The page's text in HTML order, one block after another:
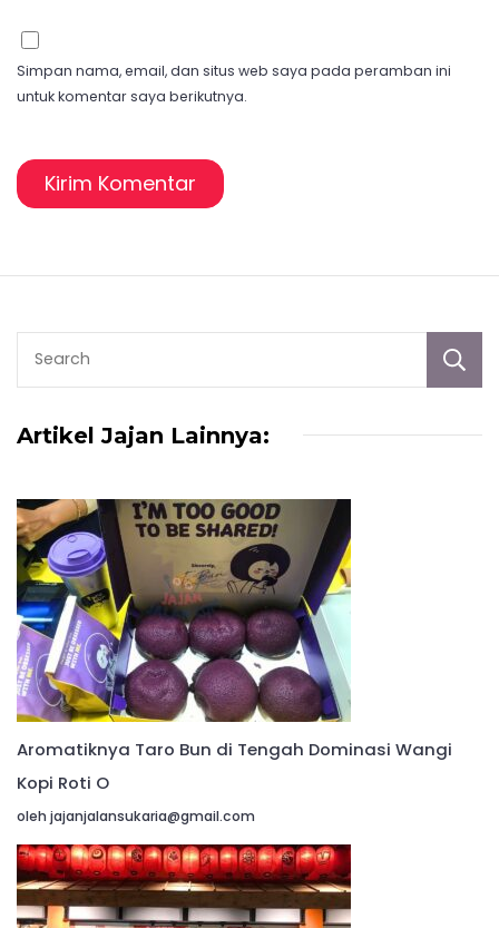
Simpan nama, email, dan situs web saya pada peramban ini
untuk komentar saya berikutnya.
Artikel Jajan Lainnya:
Aromatiknya Taro Bun di Tengah Dominasi Wangi
Kopi Roti O
oleh jajanjalansukaria@gmail.com